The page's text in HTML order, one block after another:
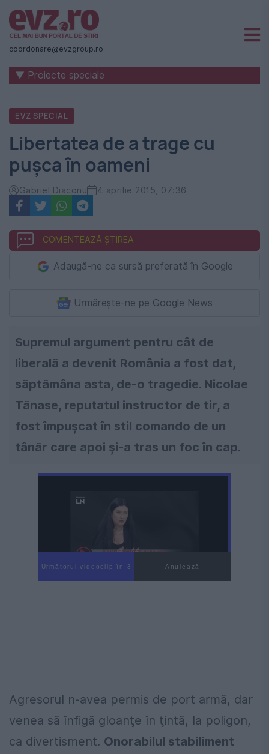
Știri
naționale
internaționale
România
-
Evenimentul
Zilei
coordonare@evzgroup.ro
▼ Proiecte speciale
EVZ SPECIAL
Libertatea de a trage cu
puşca în oameni
Gabriel Diaconu 4 aprilie 2015, 07:36
COMENTEAZĂ ȘTIREA
Adaugă-ne ca sursă preferată în Google
Urmărește-ne pe Google News
Supremul argument pentru cât de
liberală a devenit România a fost dat,
săptămâna asta, de-o tragedie. Nicolae
Tănase, reputatul instructor de tir, a
fost împuşcat în stil comando de un
tânăr care apoi şi-a tras un foc în cap.
Următorul videoclip în 2 Anulează
Agresorul n-avea permis de port armă, dar
venea să înfigă gloanţe în ţintă, la poligon,
ca divertisment. Onorabilul stabiliment